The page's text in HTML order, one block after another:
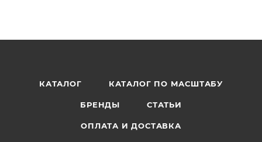
КАТАЛОГ КАТАЛОГ ПО МАСШТАБУ
БРЕНДЫ СТАТЬИ
ОПЛАТА И ДОСТАВКА